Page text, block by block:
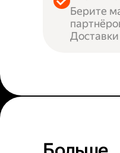
Берите
Доставки